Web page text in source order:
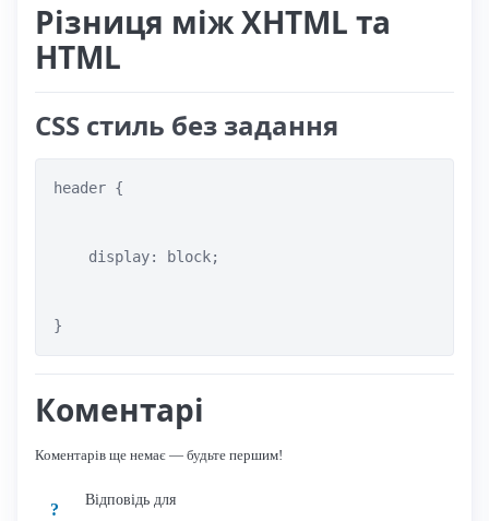
Різниця між XHTML та
HTML
CSS стиль без задання
header {
    display: block;
}
Коментарі
Коментарів ще немає — будьте першим!
?
Відповідь для